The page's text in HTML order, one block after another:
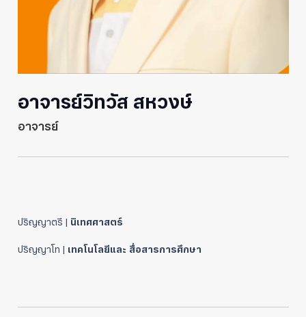
อาจารย์วิทวัส สหวงษ์
อาจารย์
ปริญญาตรี | นิเทศศาสตร์
ปริญญาโท | เทคโนโลยีและ สื่อสารการศึกษา